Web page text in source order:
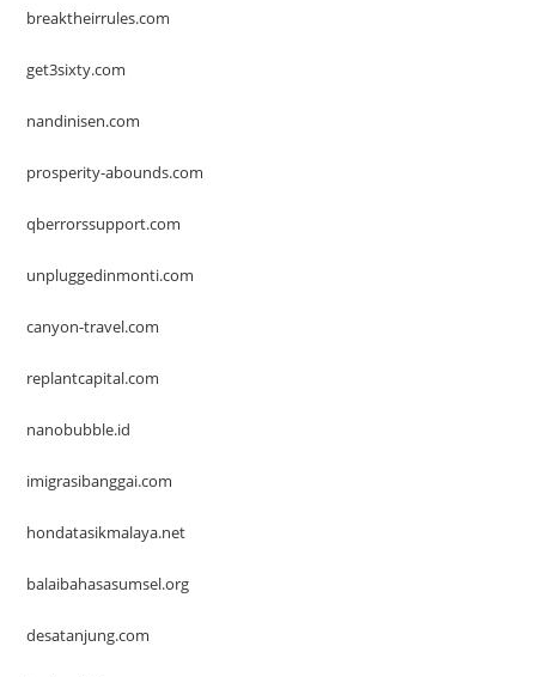
breaktheirrules.com
get3sixty.com
nandinisen.com
prosperity-abounds.com
qberrorssupport.com
unpluggedinmonti.com
canyon-travel.com
replantcapital.com
nanobubble.id
imigrasibanggai.com
hondatasikmalaya.net
balaibahasasumsel.org
desatanjung.com